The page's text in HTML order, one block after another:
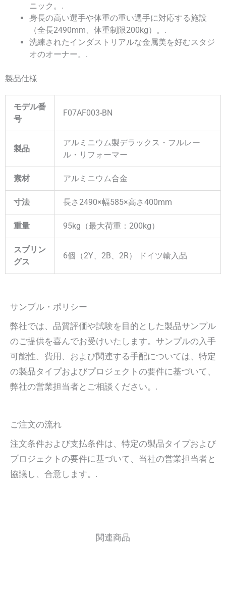
ニック。.
身長の高い選手や体重の重い選手に対応する施設
（全長2490mm、体重制限200kg）。.
洗練されたインダストリアルな金属美を好むスタジ
オのオーナー。.
製品仕様
モデル番
号
F07AF003-BN
製品
アルミニウム製デラックス・フルレー
ル・リフォーマー
素材 アルミニウム合金
寸法 長さ2490×幅585×高さ400mm
重量 95kg（最大荷重：200kg）
スプリン
グス
6個（2Y、2B、2R） ドイツ輸入品
サンプル・ポリシー
弊社では、品質評価や試験を目的とした製品サンプル
のご提供を喜んでお受けいたします。サンプルの入手
可能性、費用、および関連する手配については、特定
の製品タイプおよびプロジェクトの要件に基づいて、
弊社の営業担当者とご相談ください。.
ご注文の流れ
注文条件および支払条件は、特定の製品タイプおよび
プロジェクトの要件に基づいて、当社の営業担当者と
協議し、合意します。.
関連商品